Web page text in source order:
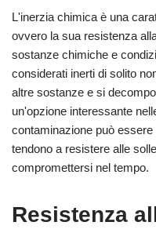
L'inerzia chimica è una
ovvero la sua resistenza
sostanze chimiche e
considerati inerti di solito
altre sostanze e si
un'opzione interessante
contaminazione può
tendono a resistere alle
compromettersi nel tempo.
Resistenza